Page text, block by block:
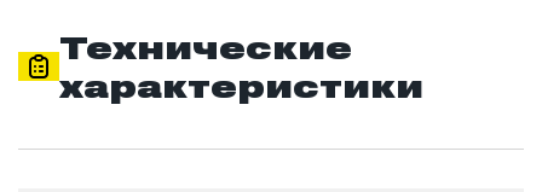
Технические
характеристики